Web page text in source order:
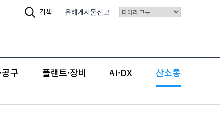
검색 유해게시물신고
구 플랜트·장비 AI·DX 산소통